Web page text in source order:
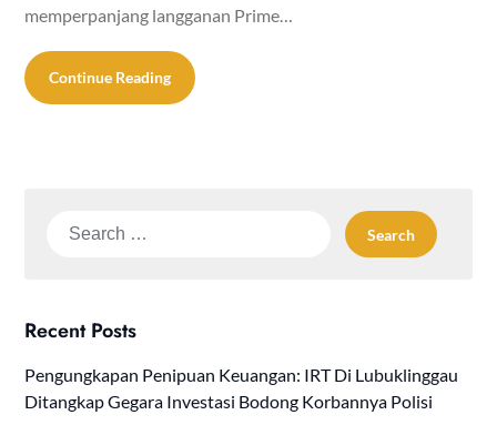
memperpanjang langganan Prime…
Continue Reading
Search
Recent Posts
Pengungkapan Penipuan Keuangan: IRT Di Lubuklinggau
Ditangkap Gegara Investasi Bodong Korbannya Polisi